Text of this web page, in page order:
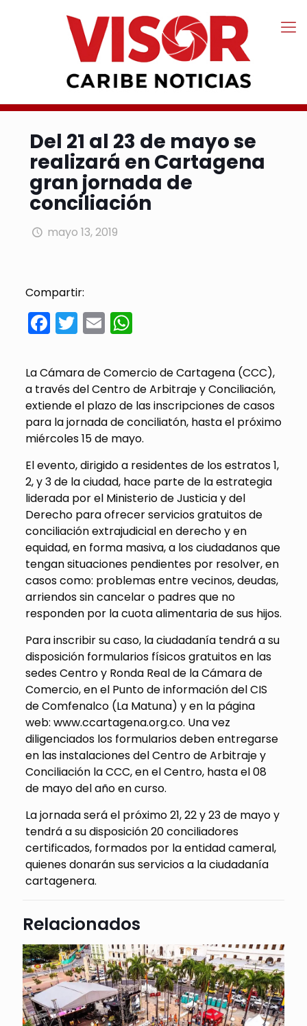
Del 21 al 23 de mayo se
realizará en Cartagena
gran jornada de
conciliación
mayo 13, 2019
Compartir:
Facebook
Twitter
EmailWhatsApp
La Cámara de Comercio de Cartagena (CCC),
a través del Centro de Arbitraje y Conciliación,
extiende el plazo de las inscripciones de casos
para la jornada de conciliatón, hasta el próximo
miércoles 15 de mayo.
El evento, dirigido a residentes de los estratos 1,
2, y 3 de la ciudad, hace parte de la estrategia
liderada por el Ministerio de Justicia y del
Derecho para ofrecer servicios gratuitos de
conciliación extrajudicial en derecho y en
equidad, en forma masiva, a los ciudadanos que
tengan situaciones pendientes por resolver, en
casos como: problemas entre vecinos, deudas,
arriendos sin cancelar o padres que no
responden por la cuota alimentaria de sus hijos.
Para inscribir su caso, la ciudadanía tendrá a su
disposición formularios físicos gratuitos en las
sedes Centro y Ronda Real de la Cámara de
Comercio, en el Punto de información del CIS
de Comfenalco (La Matuna) y en la página
web: www.ccartagena.org.co. Una vez
diligenciados los formularios deben entregarse
en las instalaciones del Centro de Arbitraje y
Conciliación la CCC, en el Centro, hasta el 08
de mayo del año en curso.
La jornada será el próximo 21, 22 y 23 de mayo y
tendrá a su disposición 20 conciliadores
certificados, formados por la entidad cameral,
quienes donarán sus servicios a la ciudadanía
cartagenera.
Relacionados